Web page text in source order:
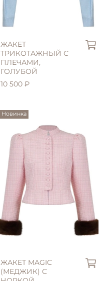
ЖАКЕТ
ТРИКОТАЖНЫЙ С
ПЛЕЧАМИ,
ГОЛУБОЙ
10 500 ₽
Новинка
ЖАКЕТ MAGIC
(МЕДЖИК) С